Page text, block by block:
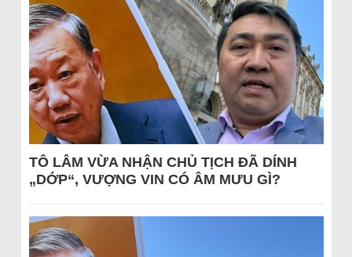
TÔ LÂM VỪA NHẬN CHỦ TỊCH ĐÃ DÍNH
„DỚP“, VƯỢNG VIN CÓ ÂM MƯU GÌ?